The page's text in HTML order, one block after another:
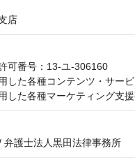
店
可番号：13-ユ-306160
した各種コンテンツ・サー
した各種マーケティング支
護士法人黒田法律事務所